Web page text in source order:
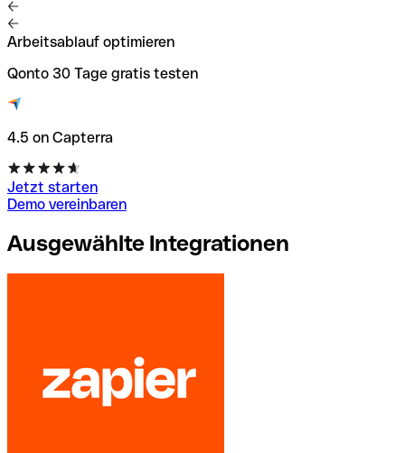
Arbeitsablauf optimieren
Qonto 30 Tage gratis testen
4.5 on Capterra
Jetzt starten
Demo vereinbaren
Ausgewählte Integrationen